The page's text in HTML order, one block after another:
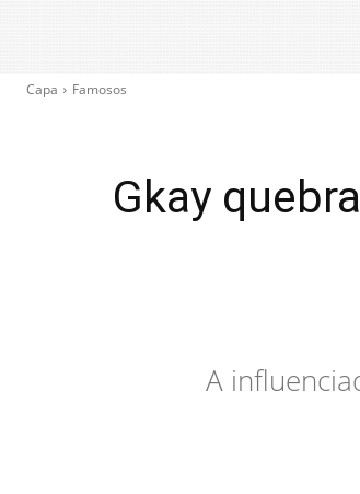
Capa Famosos
Gkay
A